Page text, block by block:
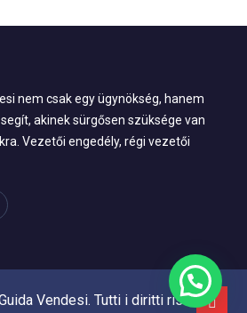
nem csak egy ügynökség, hanem
akinek sürgősen szüksége van
Vezetői engedély, régi vezetői
Vendesi. Tutti i diritti riservati.